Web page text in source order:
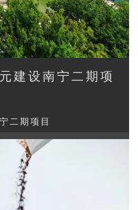
建设南宁二期项
二期项目